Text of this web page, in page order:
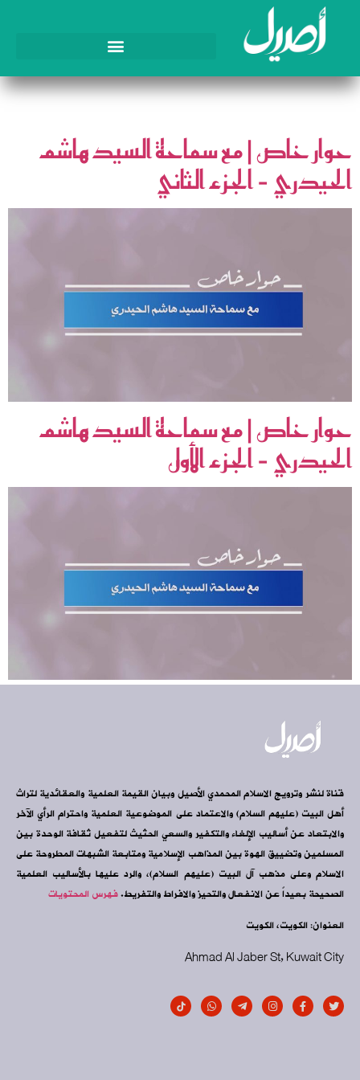
الوسم:السيد هاشم الحيدري
حوار خاص | مع سماحة السيد هاشم
الحيدري – الجزء الثاني
حوار خاص | مع سماحة السيد هاشم
الحيدري – الجزء الأول
قناة لنشر وترويج الاسلام المحمدي الأصيل وبيان القيمة العلمية والعقائدية لتراث
أهل البيت (عليهم السلام) والاعتماد على الموضوعية العلمية واحترام الرأي الآخر
والابتعاد عن أساليب الإلغاء والتكفير والسعي الحثيث لتفعيل ثقافة الوحدة بين
المسلمين وتضييق الهوة بين المذاهب الإسلامية ومتابعة الشبهات المطروحة على
الاسلام وعلى مذهب آل البيت (عليهم السلام)، والرد عليها بالأساليب العلمية
الصحيحة بعيداً عن الانفعال والتحيز والافراط والتفريط.فهرس المحتويات
العنوان: الكويت، الكويت
Ahmad Al Jaber St, Kuwait City